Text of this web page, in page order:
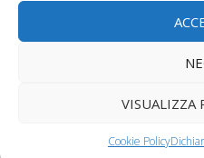
VISUALIZZA
Cookie Policy
stressante
a scuola